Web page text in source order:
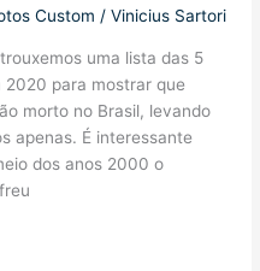
Custom /Vinicius Sartori
uma lista das 5
para mostrar que
morto no Brasil, levando
apenas. É interessante
dos anos 2000 o